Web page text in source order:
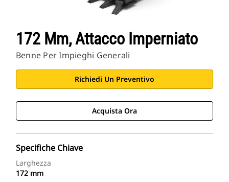
172 Mm, Attacco Imperniato
Benne Per Impieghi Generali
Richiedi Un Preventivo
Acquista Ora
Specifiche Chiave
Larghezza
172 mm